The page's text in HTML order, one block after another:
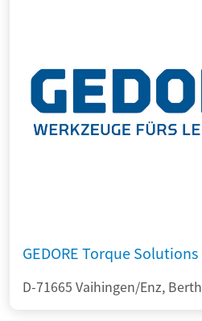
GEDORE Torque
D-71665 Vaihingen/Enz,